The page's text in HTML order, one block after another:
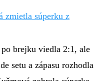
zmietla súperku z
brejku viedla 2:1, ale
setu a zápasu rozhodla